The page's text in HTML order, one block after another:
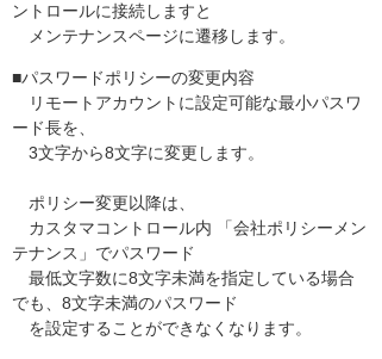
ントロールに接続しますと
メンテナンスページに遷移します。
■パスワードポリシーの変更内容
リモートアカウントに設定可能な最小パスワ
ード長を、
3文字から8文字に変更します。
ポリシー変更以降は、
カスタマコントロール内 「会社ポリシーメン
テナンス」でパスワード
最低文字数に8文字未満を指定している場合
でも、8文字未満のパスワード
を設定することができなくなります。